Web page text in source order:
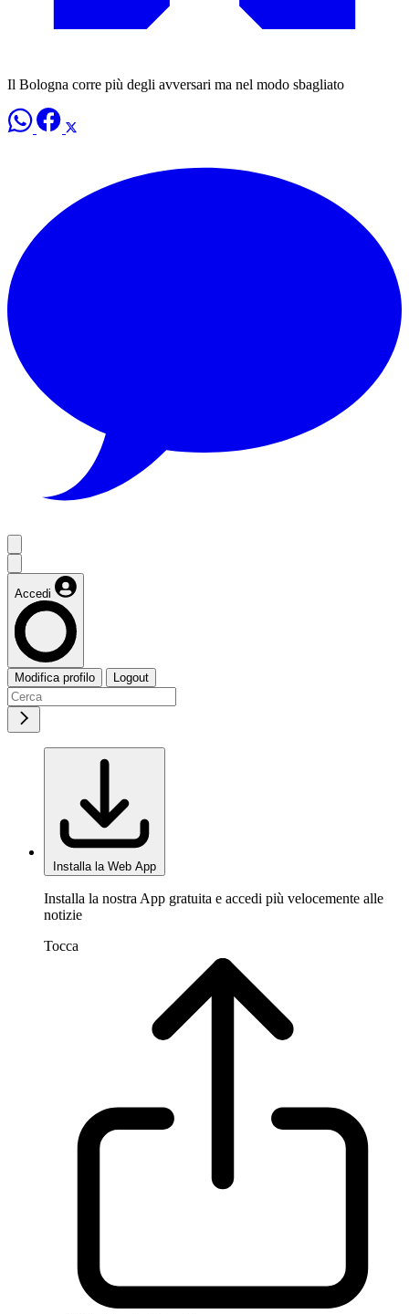
Il Bologna corre più degli avversari ma nel modo sbagliato
Accedi
Modifica profilo Logout
Installa la Web App
Installa la nostra App gratuita e accedi più velocemente alle
notizie
Tocca